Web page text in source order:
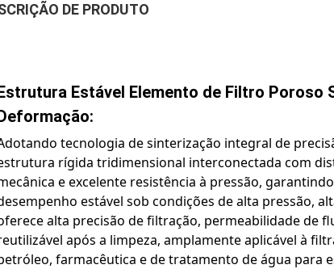
DE PRODUTO
Estável Elemento de Filtro Poroso
tecnologia de sinterização integral de
rígida tridimensional interconectada com
e excelente resistência à pressão,
estável sob condições de alta pressão,
alta precisão de filtração, permeabilidade de
após a limpeza, amplamente aplicável à
farmacêutica e de tratamento de água para